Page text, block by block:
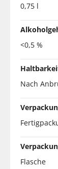
0,75 l
<0,5 %
Nach
Flasche